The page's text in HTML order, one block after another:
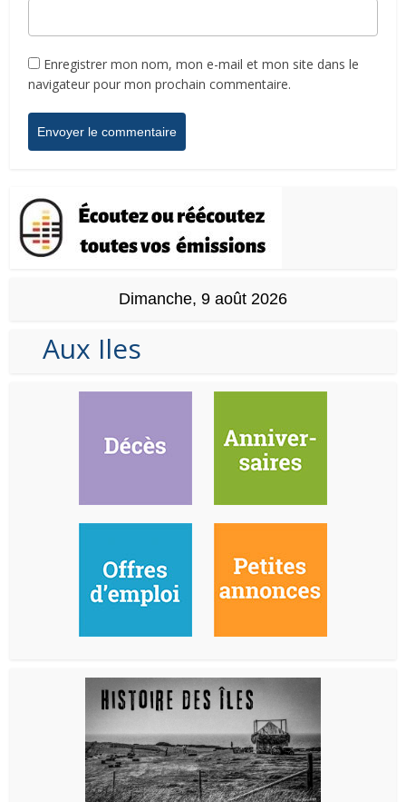
Enregistrer mon nom, mon e-mail et mon site dans le
navigateur pour mon prochain commentaire.
Dimanche, 9 août 2026
Aux Iles